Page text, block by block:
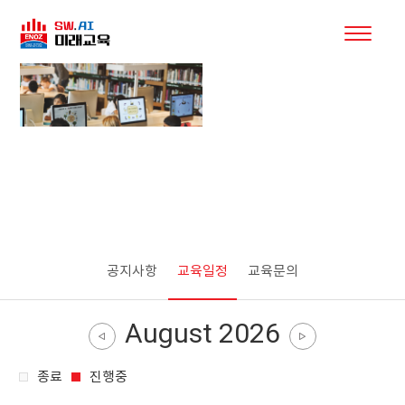
공지사항 교육일정 교육문의
August 2026
종료 진행중